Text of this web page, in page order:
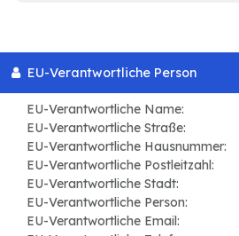
EU-Verantwortliche Person
EU-Verantwortliche Name:
EU-Verantwortliche Straße:
EU-Verantwortliche Hausnummer:
EU-Verantwortliche Postleitzahl:
EU-Verantwortliche Stadt:
EU-Verantwortliche Person:
EU-Verantwortliche Email: